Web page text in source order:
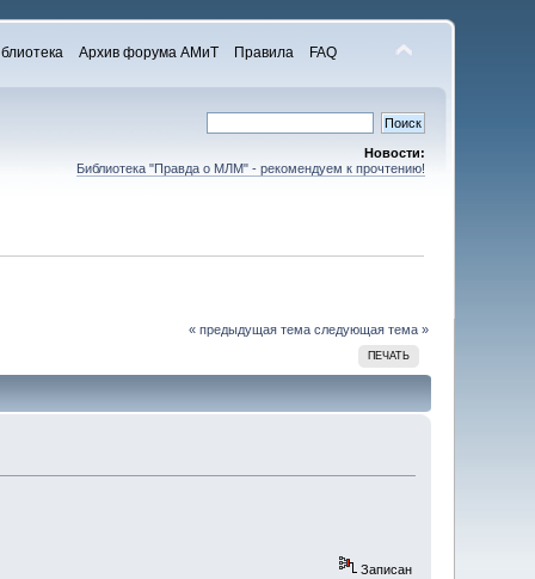
Архив форума АМиТ Правила FAQ
Новости:
Библиотека "Правда о МЛМ" - рекомендуем к прочтению!
« предыдущая тема следующая тема »
ПЕЧАТЬ
Записан